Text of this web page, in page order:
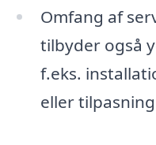
Omfang af
tilbyder også
f.eks.
eller